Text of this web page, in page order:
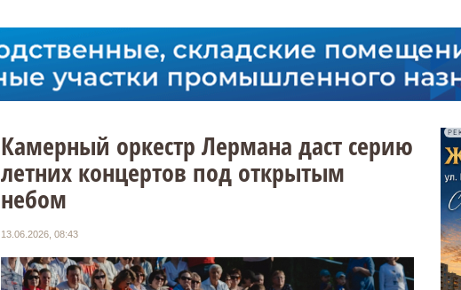
Камерный оркестр Лермана даст серию
летних концертов под открытым
небом
13.06.2026, 08:43